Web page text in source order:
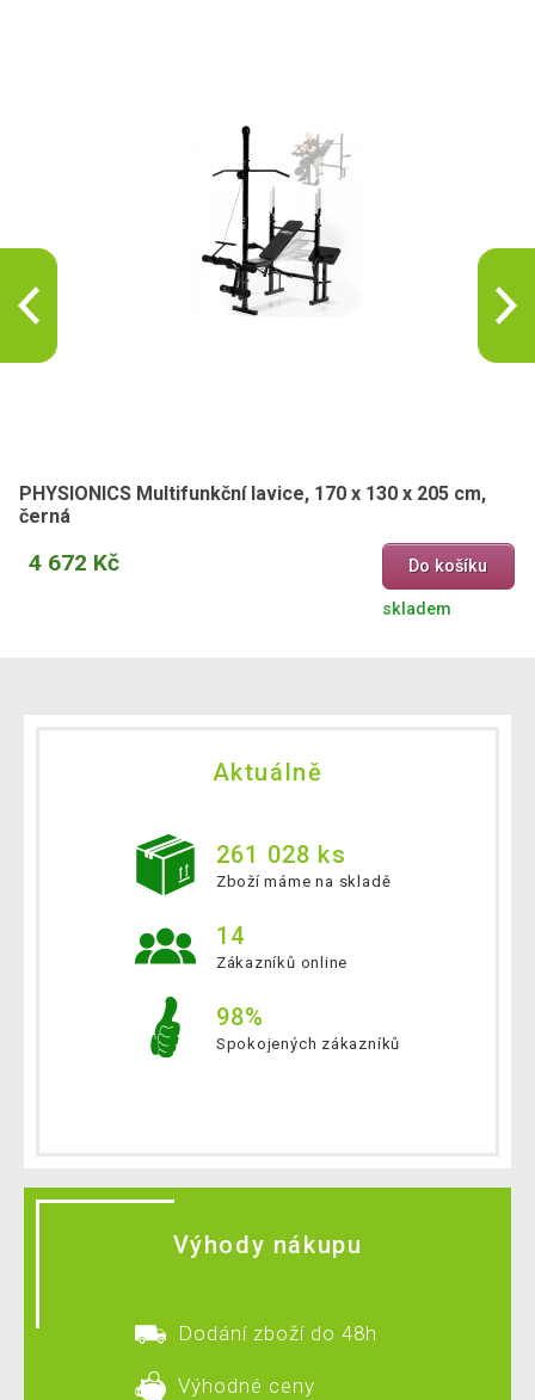
PHYSIONICS Multifunkční lavice, 170 x 130 x 205 cm,
černá
4 672 Kč Do košíku
skladem
Aktuálně
261 028 ks
Zboží máme na skladě
14
Zákazníků online
98%
Spokojených zákazníků
Výhody nákupu
Dodání zboží do 48h
Výhodné ceny